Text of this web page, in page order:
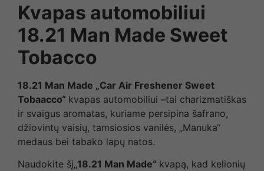
Kvapas automobiliui
18.21 Man Made Sweet
Tobacco
18.21 Man Made „Car Air Freshener Sweet
Tobaacco“ kvapas automobiliui –tai charizmatiškas
ir svaigus aromatas, kuriame persipina šafrano,
džiovintų vaisių, tamsiosios vanilės, „Manuka“
medaus bei tabako lapų natos.
Naudokite šį„18.21 Man Made“ kvapą, kad kelionių